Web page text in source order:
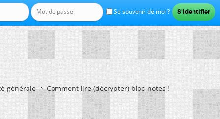
Se souvenir de moi ?
générale Comment lire (décrypter) bloc-notes !